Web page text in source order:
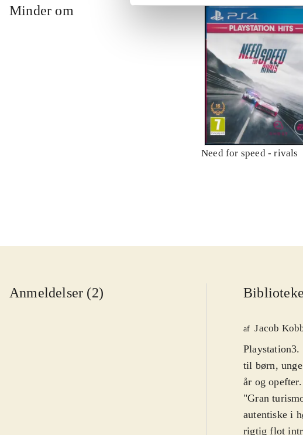
Minder om
Need for speed - rivals
Anmeldelser (2)
af Jacob
til børn,
år og
"Gran
autentiske i
rigtig flot